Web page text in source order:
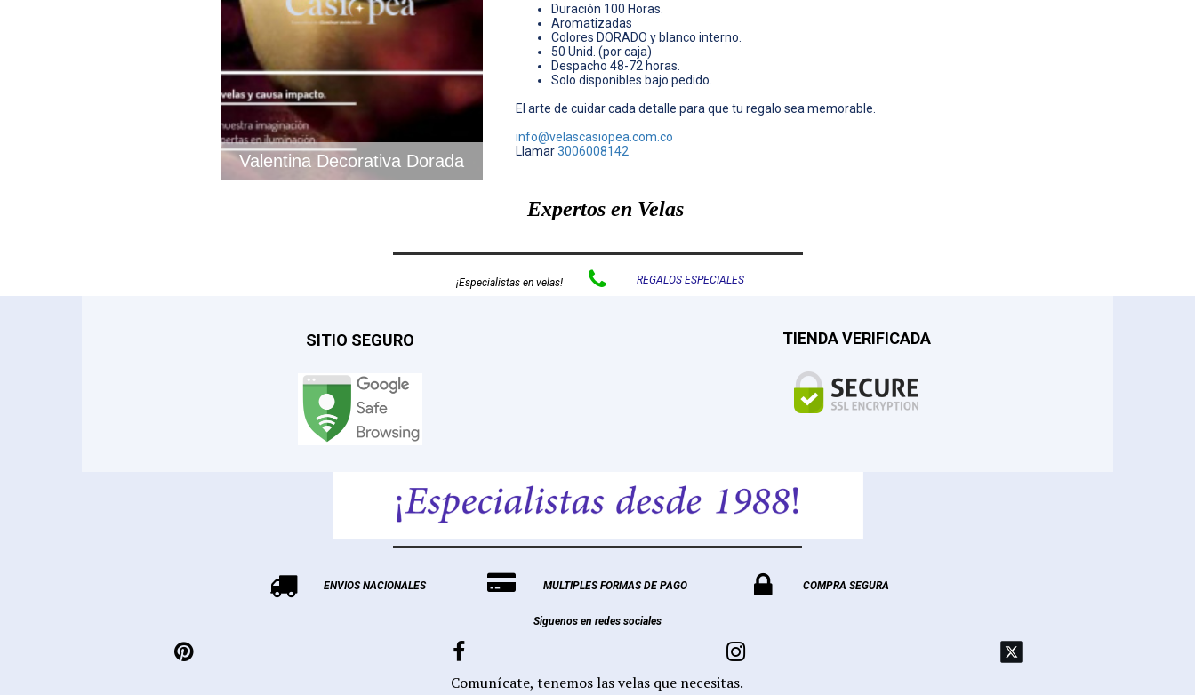
Valentina Decorativa Dorada
Duración 100 Horas.
Aromatizadas
Colores DORADO y blanco interno.
50 Unid. (por caja)
Despacho 48-72 horas.
Solo disponibles bajo pedido.
El arte de cuidar cada detalle para que tu regalo sea memorable.
info@velascasiopea.com.co
Llamar3006008142
Expertos en Velas
¡Especialistas en velas!  REGALOS ESPECIALES
SITIO SEGURO TIENDA VERIFICADA
 ENVIOS NACIONALES  MULTIPLES FORMAS DE PAGO  COMPRA SEGURA
Siguenos en redes sociales
  
Comunícate, tenemos las velas que necesitas.